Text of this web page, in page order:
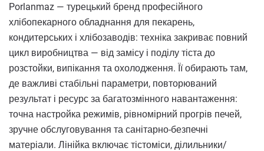
Porlanmaz — турецький бренд професійного
хлібопекарного обладнання для пекарень,
кондитерських і хлібозаводів: техніка закриває повний
цикл виробництва — від замісу і поділу тіста до
розстойки, випікання та охолодження. Її обирають там,
де важливі стабільні параметри, повторюваний
результат і ресурс за багатозмінного навантаження:
точна настройка режимів, рівномірний прогрів печей,
зручне обслуговування та санітарно-безпечні
матеріали. Лінійка включає тістоміси, ділильники/